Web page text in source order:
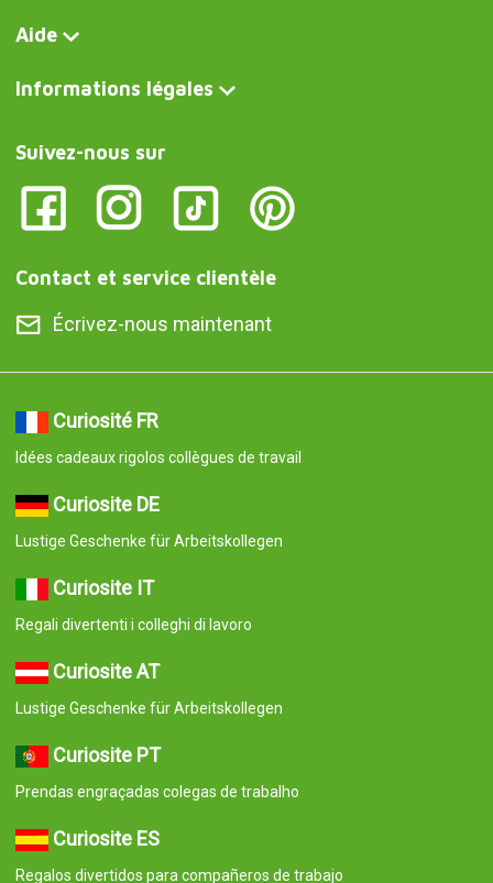
Aide
Informations légales
Suivez-nous sur
Contact et service clientèle
Écrivez-nous maintenant
Curiosité FR
Idées cadeaux rigolos collègues de travail
Curiosite DE
Lustige Geschenke für Arbeitskollegen
Curiosite IT
Regali divertenti i colleghi di lavoro
Curiosite AT
Lustige Geschenke für Arbeitskollegen
Curiosite PT
Prendas engraçadas colegas de trabalho
Curiosite ES
Regalos divertidos para compañeros de trabajo